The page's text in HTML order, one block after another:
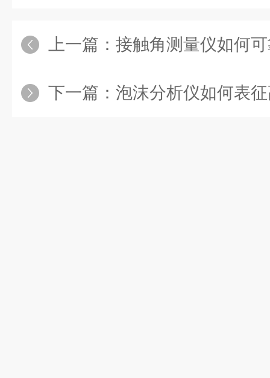
上一篇： 接触角测量仪如何可靠地
下一篇： 泡沫分析仪如何表